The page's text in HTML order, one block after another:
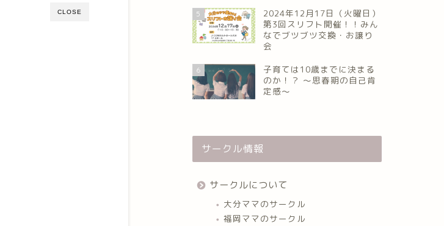
CLOSE 5
2024年12月17日（火曜日）
第3回スリフト開催！！みん
なでブツブツ交換・お譲り
会
6
子育ては10歳までに決まる
のか！？ ～思春期の自己肯
定感～
サークル情報
サークルについて
大分ママのサークル
福岡ママのサークル